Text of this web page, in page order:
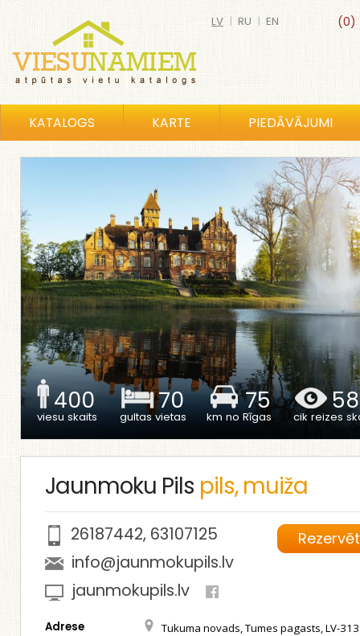
(0)
LV | RU | EN
KATALOGS KARTE PIEDĀVĀJUMI
400
viesu skaits
70
gultas vietas
75
km no Rīgas cik reizes
Jaunmoku Pils pils, muiža
Rezervēt
26187442, 63107125
info@jaunmokupils.lv
jaunmokupils.lv
Adrese Tukuma novads, Tumes pagasts, LV-